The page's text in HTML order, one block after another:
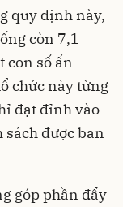
quy định này,
còn 7,1
con số ấn
chức này từng
đạt đỉnh vào
được ban
góp phần đẩy